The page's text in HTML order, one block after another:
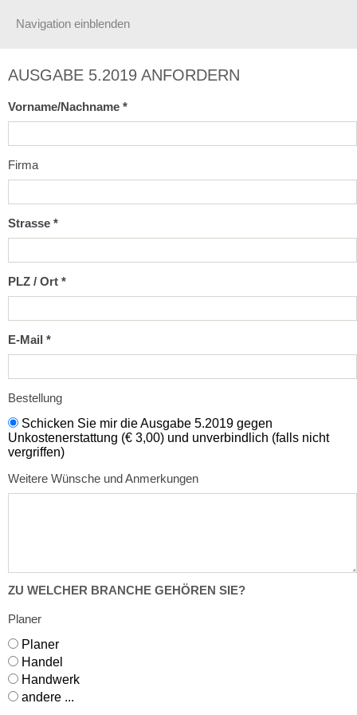
Navigation einblenden
AUSGABE 5.2019 ANFORDERN
Vorname/Nachname *
Firma
Strasse *
PLZ / Ort *
E-Mail *
Bestellung
Schicken Sie mir die Ausgabe 5.2019 gegen
Unkostenerstattung (€ 3,00) und unverbindlich (falls nicht
vergriffen)
Weitere Wünsche und Anmerkungen
ZU WELCHER BRANCHE GEHÖREN SIE?
Planer
Planer
Handel
Handwerk
andere ...